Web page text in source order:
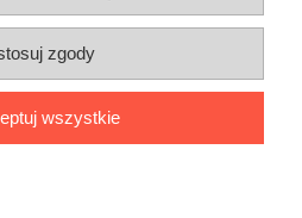
Automatyka NOVATEK
Zwroty i reklamacje
24, 21-010 Łęczna (woj. lubelskie)|
zgody
wszystkie